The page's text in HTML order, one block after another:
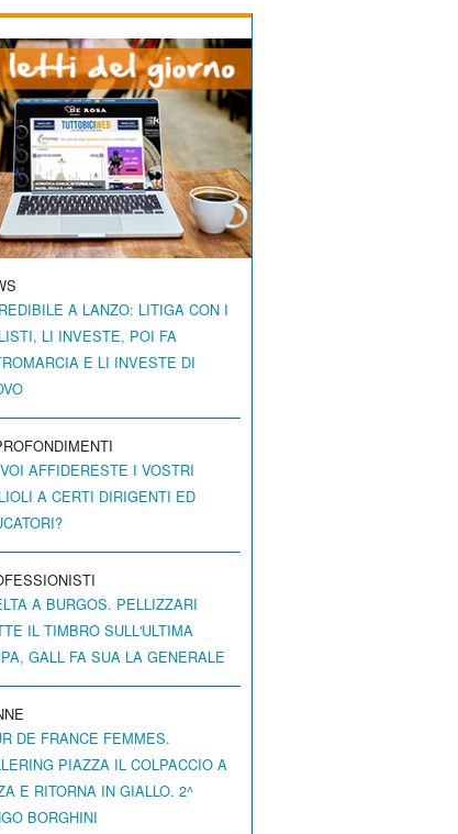
A LANZO: LITIGA CON I
LI INVESTE, POI FA
E LI INVESTE DI
AFFIDERESTE I VOSTRI
A CERTI DIRIGENTI ED
A BURGOS. PELLIZZARI
IL TIMBRO SULL'ULTIMA
GALL FA SUA LA GENERALE
DE FRANCE FEMMES.
PIAZZA IL COLPACCIO A
E RITORNA IN GIALLO. 2^
BORGHINI